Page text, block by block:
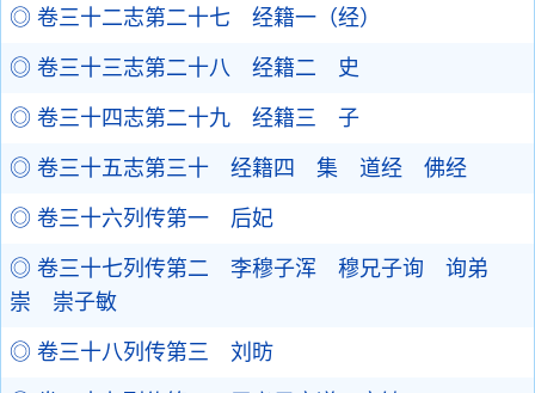
◎ 卷三十二志第二十七 经籍一（经）
◎ 卷三十三志第二十八 经籍二 史
◎ 卷三十四志第二十九 经籍三 子
◎ 卷三十五志第三十 经籍四 集 道经 佛经
◎ 卷三十六列传第一 后妃
◎ 卷三十七列传第二 李穆子浑 穆兄子询 询弟
崇 崇子敏
◎ 卷三十八列传第三 刘昉